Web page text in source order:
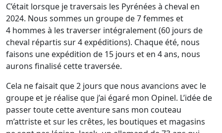
C’était lorsque je traversais les Pyrénées à cheval en
2024. Nous sommes un groupe de 7 femmes et
4 hommes à les traverser intégralement (60 jours de
cheval répartis sur 4 expéditions). Chaque été, nous
faisons une expédition de 15 jours et en 4 ans, nous
aurons finalisé cette traversée.
Cela ne faisait que 2 jours que nous avancions avec le
groupe et je réalise que j’ai égaré mon Opinel. L’idée de
passer toute cette aventure sans mon couteau
m’attriste et sur les crêtes, les boutiques et magasins